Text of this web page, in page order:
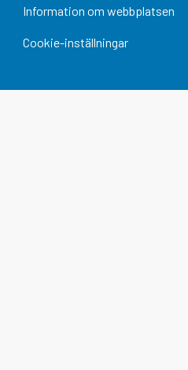
Information om webbplatsen
Cookie-inställningar